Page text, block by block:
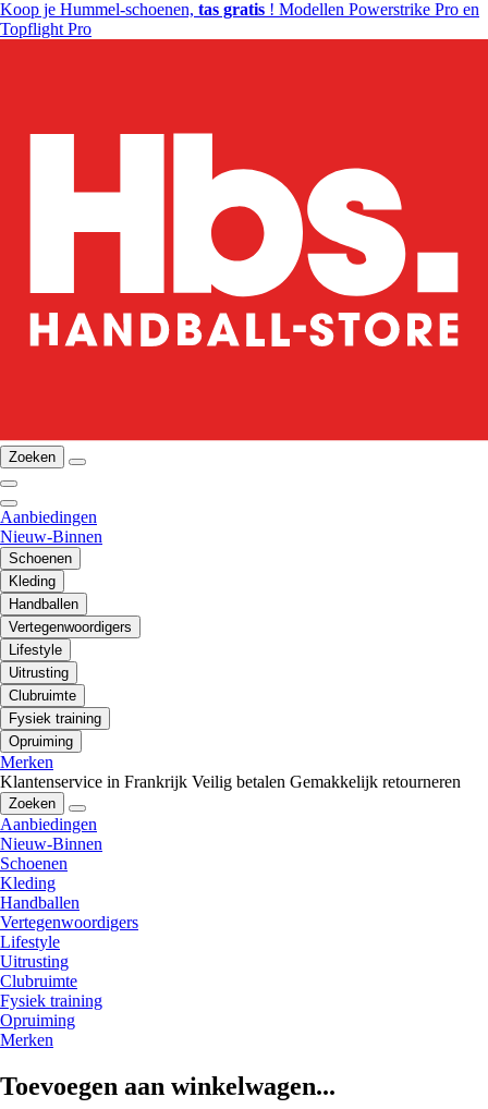
Koop je Hummel-schoenen, tas gratis ! Modellen Powerstrike Pro en
Topflight Pro
Zoeken
Aanbiedingen
Nieuw-Binnen
Schoenen
Kleding
Handballen
Vertegenwoordigers
Lifestyle
Uitrusting
Clubruimte
Fysiek training
Opruiming
Merken
Klantenservice in Frankrijk Veilig betalen Gemakkelijk retourneren
Zoeken
Aanbiedingen
Nieuw-Binnen
Schoenen
Kleding
Handballen
Vertegenwoordigers
Lifestyle
Uitrusting
Clubruimte
Fysiek training
Opruiming
Merken
Toevoegen aan winkelwagen...